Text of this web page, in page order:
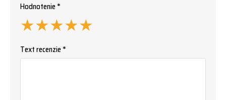
Hodnotenie *
★
★
★
★
★
Text recenzie *